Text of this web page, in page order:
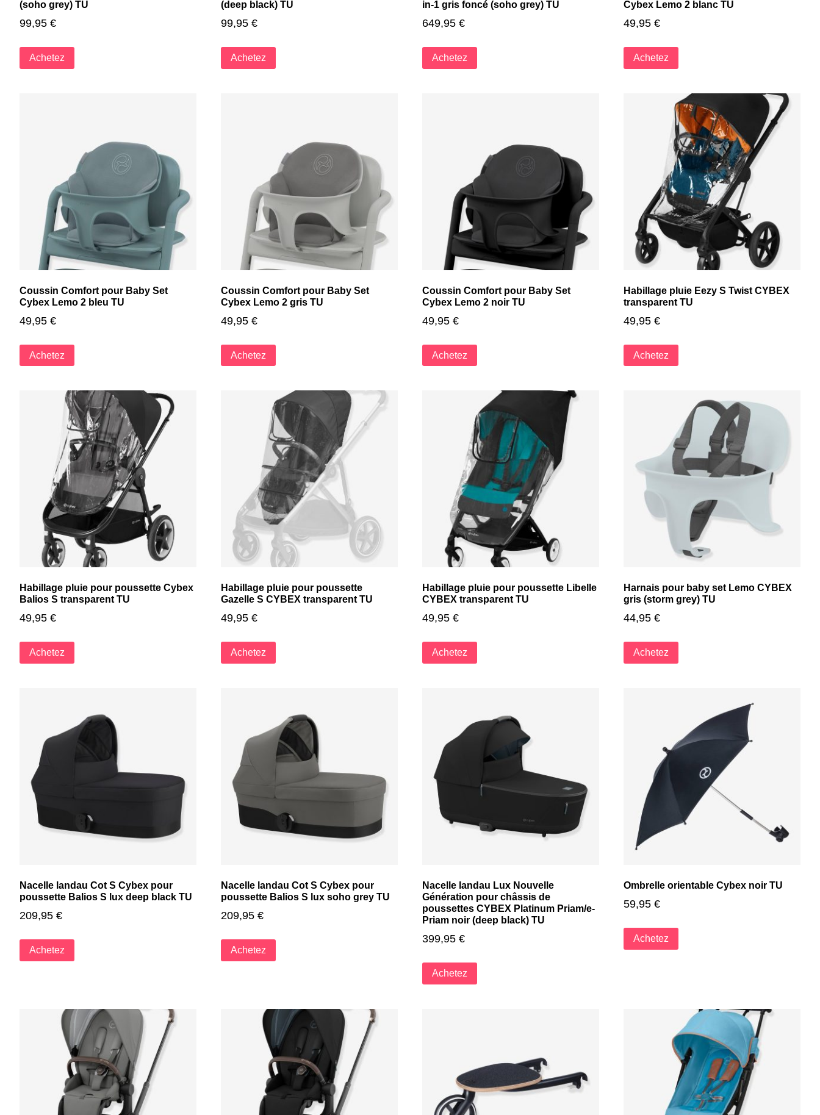
(soho grey) TU
99,95 €
Achetez
(deep black) TU
99,95 €
Achetez
in-1 gris foncé (soho grey) TU
649,95 €
Achetez
Cybex Lemo 2 blanc TU
49,95 €
Achetez
Coussin Comfort pour Baby Set
Cybex Lemo 2 bleu TU
49,95 €
Achetez
Coussin Comfort pour Baby Set
Cybex Lemo 2 gris TU
49,95 €
Achetez
Coussin Comfort pour Baby Set
Cybex Lemo 2 noir TU
49,95 €
Achetez
Habillage pluie Eezy S Twist CYBEX
transparent TU
49,95 €
Achetez
Habillage pluie pour poussette Cybex
Balios S transparent TU
49,95 €
Achetez
Habillage pluie pour poussette
Gazelle S CYBEX transparent TU
49,95 €
Achetez
Habillage pluie pour poussette Libelle
CYBEX transparent TU
49,95 €
Achetez
Harnais pour baby set Lemo CYBEX
gris (storm grey) TU
44,95 €
Achetez
Nacelle landau Cot S Cybex pour
poussette Balios S lux deep black TU
209,95 €
Achetez
Nacelle landau Cot S Cybex pour
poussette Balios S lux soho grey TU
209,95 €
Achetez
Nacelle landau Lux Nouvelle
Génération pour châssis de
poussettes CYBEX Platinum Priam/e-
Priam noir (deep black) TU
399,95 €
Achetez
Ombrelle orientable Cybex noir TU
59,95 €
Achetez